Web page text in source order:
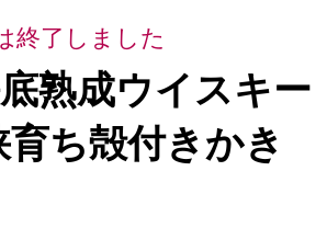
終了しました
熟成ウイスキー
ち殻付きかき